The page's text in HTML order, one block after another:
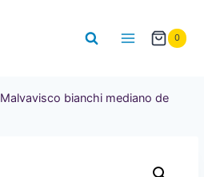
0
Malvavisco bianchi mediano de